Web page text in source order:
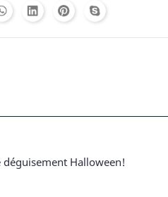
Halloween!